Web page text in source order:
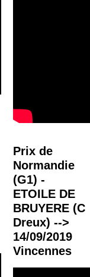
Prix de
Normandie
(G1) -
ETOILE DE
BRUYERE (C
Dreux) -->
14/09/2019
Vincennes